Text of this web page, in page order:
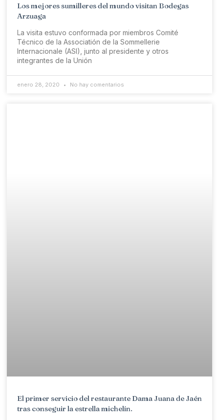
Los mejores sumilleres del mundo visitan Bodegas
Arzuaga
La visita estuvo conformada por miembros Comité
Técnico de la Associatión de la Sommellerie
Internacionale (ASI), junto al presidente y otros
integrantes de la Unión
enero 28, 2020 No hay comentarios
El primer servicio del restaurante Dama Juana de Jaén
tras conseguir la estrella michelín.